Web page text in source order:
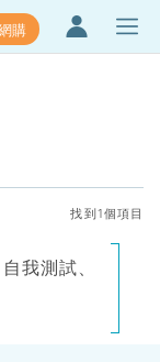
購
找到1個項目
我測試、